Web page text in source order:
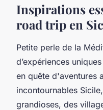
Inspirations
road trip en
Petite perle de la
d’expériences
en quête d'aventures
incontournables
grandioses, des